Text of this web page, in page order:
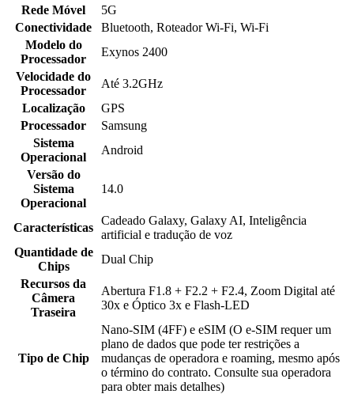
Rede Móvel
5G
Conectividade
Bluetooth, Roteador Wi-Fi, Wi-Fi
Modelo do
Processador
Exynos 2400
Velocidade do
Processador
Até 3.2GHz
Localização
GPS
Processador
Samsung
Sistema
Operacional
Android
Versão do
Sistema
Operacional
14.0
Características
Cadeado Galaxy, Galaxy AI, Inteligência
artificial e tradução de voz
Quantidade de
Chips
Dual Chip
Recursos da
Câmera
Traseira
Abertura F1.8 + F2.2 + F2.4, Zoom Digital até
30x e Óptico 3x e Flash-LED
Tipo de Chip
Nano-SIM (4FF) e eSIM (O e-SIM requer um
plano de dados que pode ter restrições a
mudanças de operadora e roaming, mesmo após
o término do contrato. Consulte sua operadora
para obter mais detalhes)